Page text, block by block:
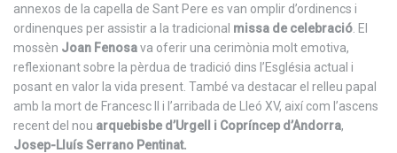
annexos de la capella de Sant Pere es van omplir d’ordinencs i
ordinenques per assistir a la tradicional missa de celebració . El
mossèn Joan Fenosava oferir una cerimònia molt emotiva,
reflexionant sobre la pèrdua de tradició dins l’Església actual i
posant en valor la vida present. També va destacar el relleu papal
amb la mort de Francesc II i l’arribada de Lleó XV, així com l’ascens
recent del nou arquebisbe d’Urgell i Copríncep d’Andorra,
Josep-Lluís Serrano Pentinat.